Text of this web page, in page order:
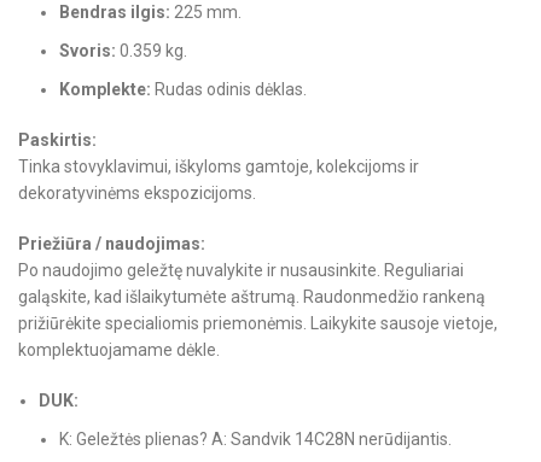
Bendras ilgis: 225 mm.
Svoris: 0.359 kg.
Komplekte: Rudas odinis dėklas.
Paskirtis:
Tinka stovyklavimui, iškyloms gamtoje, kolekcijoms ir
dekoratyvinėms ekspozicijoms.
Priežiūra / naudojimas:
Po naudojimo geležtę nuvalykite ir nusausinkite. Reguliariai
galąskite, kad išlaikytumėte aštrumą. Raudonmedžio rankeną
prižiūrėkite specialiomis priemonėmis. Laikykite sausoje vietoje,
komplektuojamame dėkle.
DUK:
K: Geležtės plienas? A: Sandvik 14C28N nerūdijantis.